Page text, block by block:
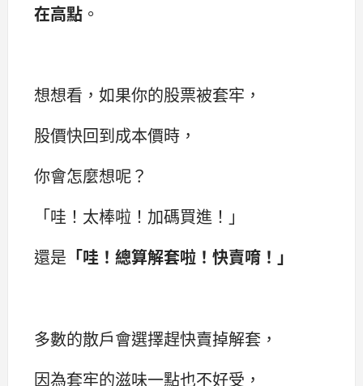
在高點 。
想想看，如果你的股票被套牢，
股價快回到成本價時，
你會怎麼想呢？
「哇！太棒啦！加碼買進！」
還是 「哇！總算解套啦！快賣唷！」
多數的散戶會選擇趕快賣掉解套，
因為套牢的滋味一點也不好受，